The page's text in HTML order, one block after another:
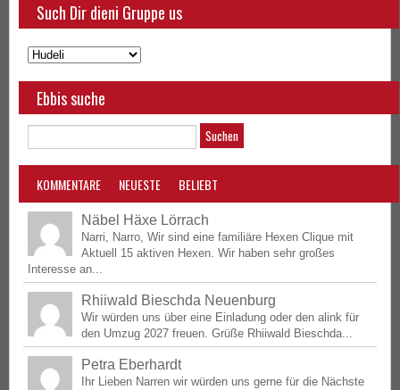
Such Dir dieni Gruppe us
Ebbis suche
KOMMENTARE NEUESTE BELIEBT
Näbel Häxe Lörrach
Narri, Narro, Wir sind eine familiäre Hexen Clique mit
Aktuell 15 aktiven Hexen. Wir haben sehr großes
Interesse an...
Rhiiwald Bieschda Neuenburg
Wir würden uns über eine Einladung oder den alink für
den Umzug 2027 freuen. Grüße Rhiiwald Bieschda...
Petra Eberhardt
Ihr Lieben Narren wir würden uns gerne für die Nächste